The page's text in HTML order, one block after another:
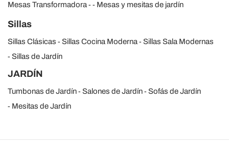
Mesas Transformadora
Mesas y mesitas de jardín
Sillas
Sillas Clásicas Sillas Cocina Moderna
Sillas Sala Modernas
Sillas de Jardín
JARDÍN
Tumbonas de Jardín Salones de Jardín
Sofás de Jardín
Mesitas de Jardín